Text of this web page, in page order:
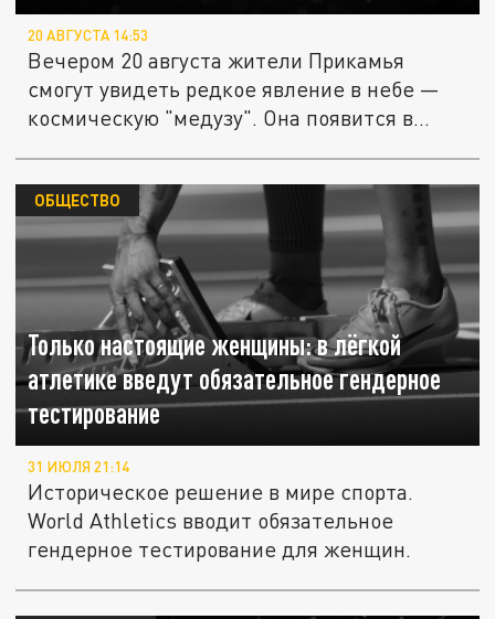
20 АВГУСТА 14:53
Вечером 20 августа жители Прикамья
смогут увидеть редкое явление в небе —
космическую "медузу". Она появится в...
Только настоящие женщины: в лёгкой
атлетике введут обязательное гендерное
тестирование
ОБЩЕСТВО
31 ИЮЛЯ 21:14
Историческое решение в мире спорта.
World Athletics вводит обязательное
гендерное тестирование для женщин.